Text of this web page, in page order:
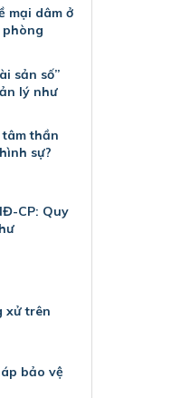
mại dâm ở
sản số”
lý như
thần
sự?
CP: Quy
xử trên
bảo vệ